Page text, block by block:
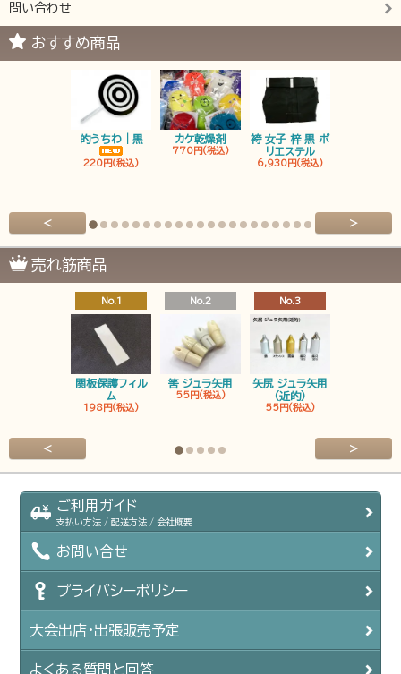
問い合わせ
おすすめ商品
的うちわ｜黒
220円(税込)
カケ乾燥剤
770円(税込)
袴 女子 梓 黒 ポ
リエステル
6,930円(税込)
< >
売れ筋商品
No.1
関板保護フィル
ム
198円(税込)
No.2
筈 ジュラ矢用
55円(税込)
No.3
矢尻 ジュラ矢用
(近的)
55円(税込)
< >
ご利用ガイド
支払い方法 / 配送方法 / 会社概要
お問い合せ
プライバシーポリシー
大会出店・出張販売予定
よくある質問と回答